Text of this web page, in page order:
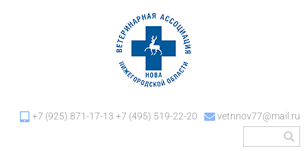
+7 (925) 871-17-13 +7 (495) 519-22-20 vetnnov77@mail.ru